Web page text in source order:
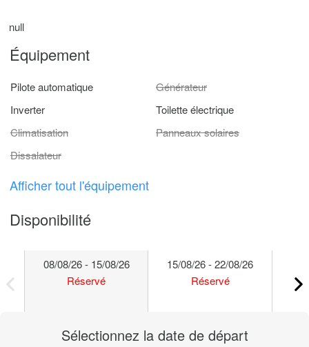
null
Équipement
Pilote automatique
Générateur
Inverter
Toilette électrique
Climatisation
Panneaux solaires
Dissalateur
Afficher tout l'équipement
Disponibilité
08/08/26 - 15/08/26
Réservé
15/08/26 - 22/08/26
Réservé
Sélectionnez la date de départ